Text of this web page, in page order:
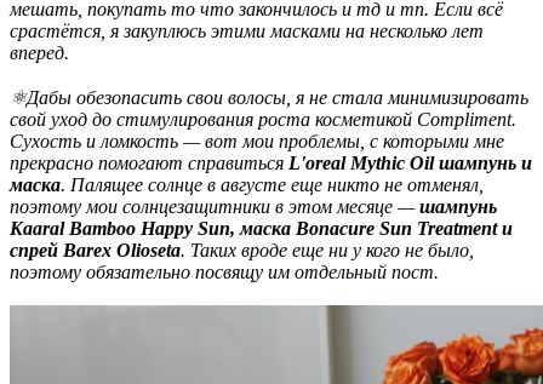
мешать, покупать то что закончилось и тд и тп. Если всё
срастётся, я закуплюсь этими масками на несколько лет
вперед.
⚛Дабы обезопасить свои волосы, я не стала минимизировать
свой уход до стимулирования роста косметикой Compliment.
Сухость и ломкость — вот мои проблемы, с которыми мне
прекрасно помогают справиться L'oreal Mythic Oil шампунь и
маска. Палящее солнце в августе еще никто не отменял,
поэтому мои солнцезащитники в этом месяце —шампунь
Kaaral Bamboo Happy Sun, маска Bonacure Sun Treatment и
спрей Barex Olioseta. Таких вроде еще ни у кого не было,
поэтому обязательно посвящу им отдельный пост.